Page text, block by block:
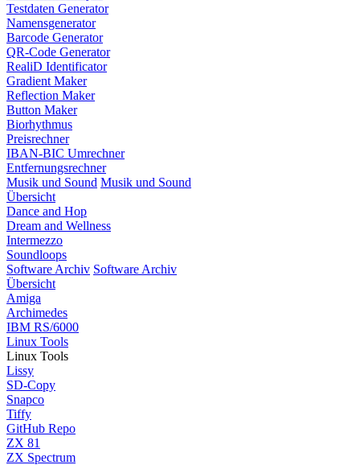
Testdaten Generator
Namensgenerator
Barcode Generator
QR-Code Generator
RealiD Identificator
Gradient Maker
Reflection Maker
Button Maker
Biorhythmus
Preisrechner
IBAN-BIC Umrechner
Entfernungsrechner
Musik und Sound Musik und Sound
Übersicht
Dance and Hop
Dream and Wellness
Intermezzo
Soundloops
Software Archiv Software Archiv
Übersicht
Amiga
Archimedes
IBM RS/6000
Linux Tools
Linux Tools
Lissy
SD-Copy
Snapco
Tiffy
GitHub Repo
ZX 81
ZX Spectrum